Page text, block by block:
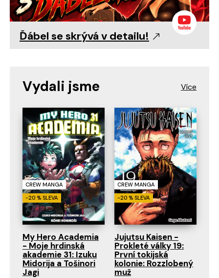
Ďábel se skrývá v detailu!
Vydali jsme
CREW MANGA
-20 % SLEVA
My Hero Academia
- Moje hrdinská
akademie 31: Izuku
Midorija a Tošinori
Jagi
CREW MANGA
-20 % SLEVA
Jujutsu Kaisen -
Prokleté války 19:
První tokijská
kolonie: Rozzlobený
muž